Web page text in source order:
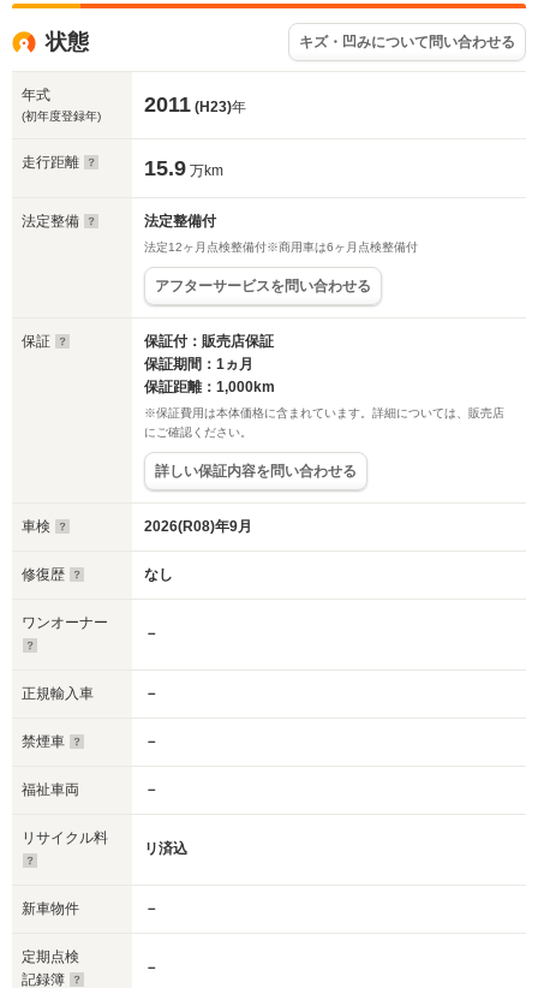
状態 キズ・凹みについて問い合わせる
年式
(初年度登録年) 2011 (H23)年
走行距離 15.9 万km
法定整備 法定整備付
法定12ヶ月点検整備付※商用車は6ヶ月点検整備付
アフターサービスを問い合わせる
保証
保証付：販売店保証
保証期間：1ヵ月
保証距離：1,000km
※保証費用は本体価格に含まれています。詳細については、販売店
にご確認ください。
詳しい保証内容を問い合わせる
車検 2026(R08)年9月
修復歴 なし
ワンオーナー
－
正規輸入車 －
禁煙車 －
福祉車両 －
リサイクル料
リ済込
新車物件 －
定期点検
記録簿
－